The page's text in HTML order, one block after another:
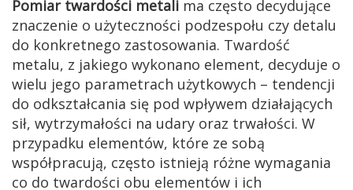
Pomiar twardości metali ma często decydujące
znaczenie o użyteczności podzespołu czy detalu
do konkretnego zastosowania. Twardość
metalu, z jakiego wykonano element, decyduje o
wielu jego parametrach użytkowych – tendencji
do odkształcania się pod wpływem działających
sił, wytrzymałości na udary oraz trwałości. W
przypadku elementów, które ze sobą
współpracują, często istnieją różne wymagania
co do twardości obu elementów i ich